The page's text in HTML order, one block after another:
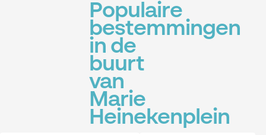
Populaire
bestemmingen
in de
buurt
van
Marie
Heinekenplein